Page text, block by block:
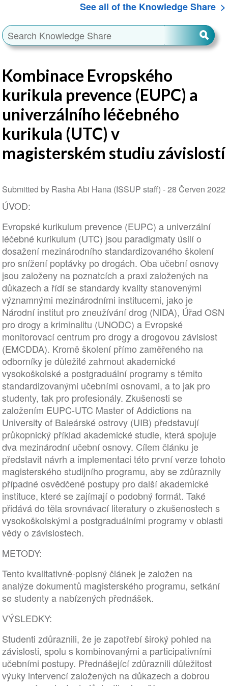
See all of the Knowledge Share
Kombinace Evropského
kurikula prevence (EUPC) a
univerzálního léčebného
kurikula (UTC) v
magisterském studiu závislostí
Submitted by Rasha Abi Hana (ISSUP staff) -28 Červen 2022
ÚVOD:
Evropské kurikulum prevence (EUPC) a univerzální
léčebné kurikulum (UTC) jsou paradigmaty úsilí o
dosažení mezinárodního standardizovaného školení
pro snížení poptávky po drogách. Oba učební osnovy
jsou založeny na poznatcích a praxi založených na
důkazech a řídí se standardy kvality stanovenými
významnými mezinárodními institucemi, jako je
Národní institut pro zneužívání drog (NIDA), Úřad OSN
pro drogy a kriminalitu (UNODC) a Evropské
monitorovací centrum pro drogy a drogovou závislost
(EMCDDA). Kromě školení přímo zaměřeného na
odborníky je důležité zahrnout akademické
vysokoškolské a postgraduální programy s těmito
standardizovanými učebními osnovami, a to jak pro
studenty, tak pro profesionály. Zkušenosti se
založením EUPC-UTC Master of Addictions na
University of Baleárské ostrovy (UIB) představují
průkopnický příklad akademické studie, která spojuje
dva mezinárodní učební osnovy. Cílem článku je
představit návrh a implementaci této první verze tohoto
magisterského studijního programu, aby se zdůraznily
případné osvědčené postupy pro další akademické
instituce, které se zajímají o podobný formát. Také
přidává do těla srovnávací literatury o zkušenostech s
vysokoškolskými a postgraduálními programy v oblasti
vědy o závislostech.
METODY:
Tento kvalitativně-popisný článek je založen na
analýze dokumentů magisterského programu, setkání
se studenty a nabízených přednášek.
VÝSLEDKY:
Studenti zdůraznili, že je zapotřebí široký pohled na
závislosti, spolu s kombinovanými a participativními
učebními postupy. Přednášející zdůraznili důležitost
výuky intervencí založených na důkazech a dobrou